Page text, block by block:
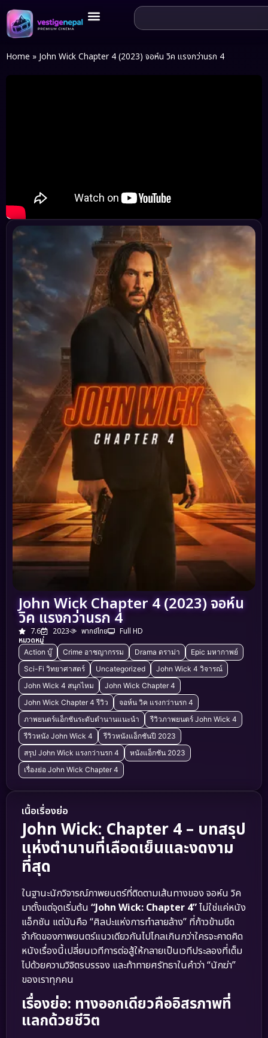
Home » John Wick Chapter 4 (2023) จอห์น วิค แรงกว่านรก 4
John Wick Chapter 4 (2023) จอห์น
วิค แรงกว่านรก 4
7.6 2023 พากย์ไทย
Full HD
หมวดหมู่
Action บู๊ Crime อาชญากรรม Drama ดราม่า
Epic มหากาพย์
Sci-Fi วิทยาศาสตร์
Uncategorized
John Wick 4 วิจารณ์
John Wick 4 สนุกไหม
John Wick Chapter 4
John Wick Chapter 4 รีวิว
จอห์น วิค แรงกว่านรก 4
ภาพยนตร์แอ็กชันระดับตำนานแนะนำ
รีวิวภาพยนตร์ John Wick 4
รีวิวหนัง John Wick 4
รีวิวหนังแอ็กชันปี 2023
สรุป John Wick แรงกว่านรก 4
หนังแอ็กชัน 2023
เรื่องย่อ John Wick Chapter 4
เนื้อเรื่องย่อ
John Wick: Chapter 4 – บทสรุป
แห่งตำนานที่เลือดเย็นและงดงาม
ที่สุด
ในฐานะนักวิจารณ์ภาพยนตร์ที่ติดตามเส้นทางของ จอห์น วิค
มาตั้งแต่จุดเริ่มต้น “John Wick: Chapter 4”ไม่ใช่แค่หนัง
แอ็กชัน แต่มันคือ “ศิลปะแห่งการทำลายล้าง” ที่ก้าวข้ามขีด
จำกัดของภาพยนตร์แนวเดียวกันไปไกลเกินกว่าใครจะคาดคิด
หนังเรื่องนี้เปลี่ยนเวทีการต่อสู้ให้กลายเป็นเวทีประลองที่เต็ม
ไปด้วยความวิจิตรบรรจง และท้าทายศรัทธาในคำว่า “นักฆ่า”
ของเราทุกคน
เรื่องย่อ: ทางออกเดียวคืออิสรภาพที่
แลกด้วยชีวิต